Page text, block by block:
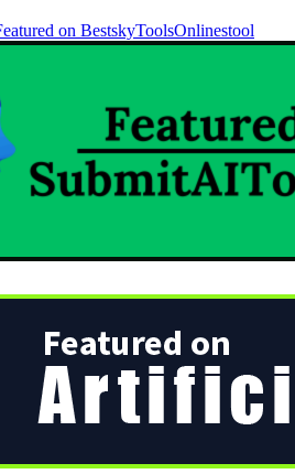
Onlinestool